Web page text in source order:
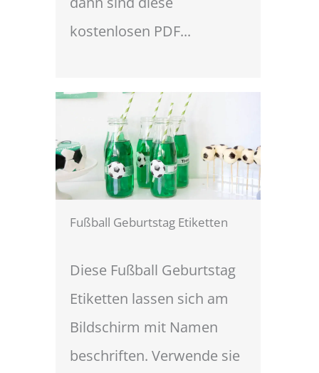
kostenlosen PDF...
Fußball Geburtstag Etiketten
Diese Fußball Geburtstag
Etiketten lassen sich am
Bildschirm mit Namen
beschriften. Verwende sie